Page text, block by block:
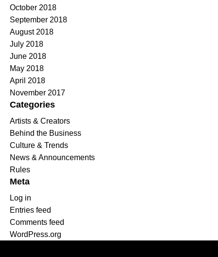
October 2018
September 2018
August 2018
July 2018
June 2018
May 2018
April 2018
November 2017
Categories
Artists & Creators
Behind the Business
Culture & Trends
News & Announcements
Rules
Meta
Log in
Entries feed
Comments feed
WordPress.org